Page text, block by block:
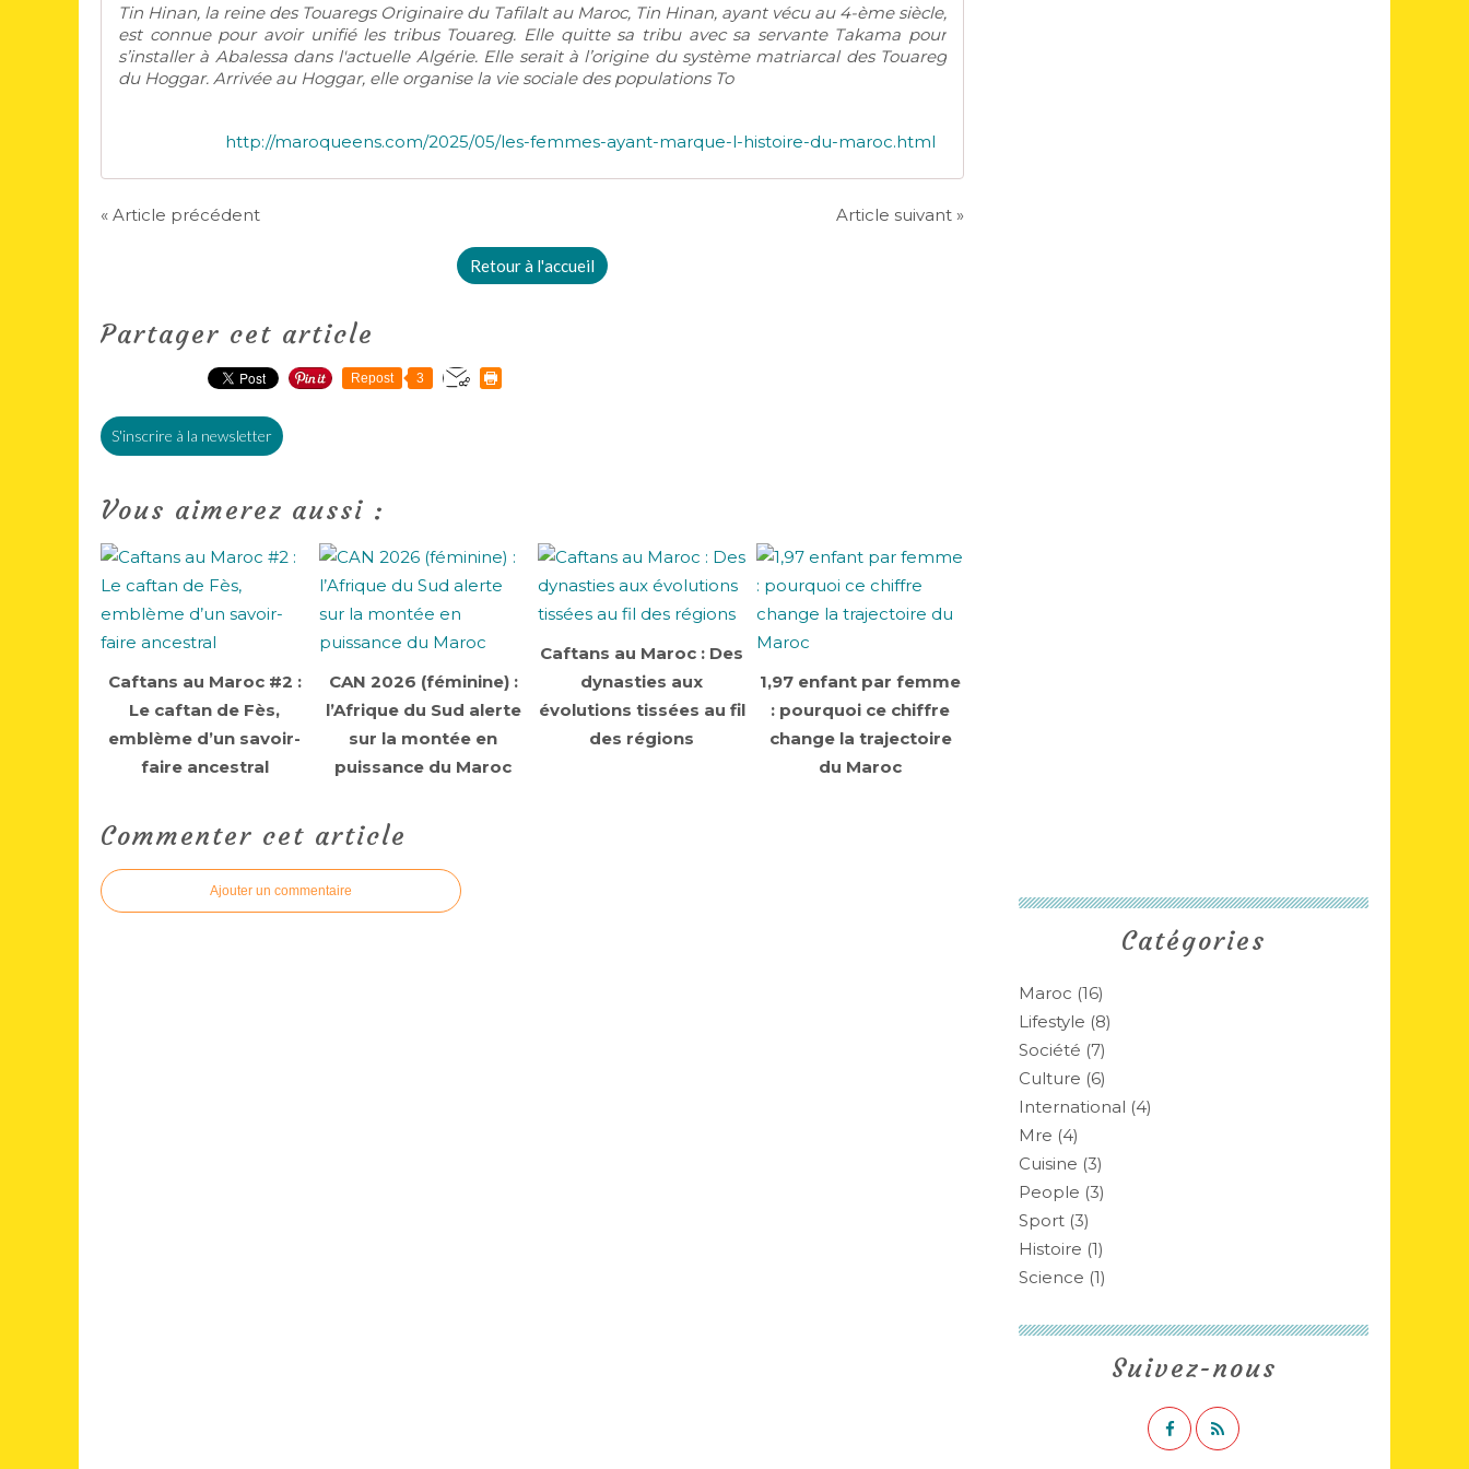
Tin Hinan, la reine des Touaregs Originaire du Tafilalt au Maroc, Tin Hinan, ayant vécu au 4-ème siècle,
est connue pour avoir unifié les tribus Touareg. Elle quitte sa tribu avec sa servante Takama pour
s’installer à Abalessa dans l'actuelle Algérie. Elle serait à l’origine du système matriarcal des Touareg
du Hoggar. Arrivée au Hoggar, elle organise la vie sociale des populations To
http://maroqueens.com/2025/05/les-femmes-ayant-marque-l-histoire-du-maroc.html
« Article précédent Article suivant »
Retour à l'accueil
Partager cet article
Repost 3
S'inscrire à la newsletter
Vous aimerez aussi :
Caftans au Maroc #2 :
Le caftan de Fès,
emblème d’un savoir-
faire ancestral
CAN 2026 (féminine) :
l’Afrique du Sud alerte
sur la montée en
puissance du Maroc
Caftans au Maroc : Des
dynasties aux
évolutions tissées au fil
des régions
1,97 enfant par femme
: pourquoi ce chiffre
change la trajectoire
du Maroc
Commenter cet article
Ajouter un commentaire
Catégories
Maroc (16)
Lifestyle (8)
Société (7)
Culture (6)
International (4)
Mre (4)
Cuisine (3)
People (3)
Sport (3)
Histoire (1)
Science (1)
Suivez-nous